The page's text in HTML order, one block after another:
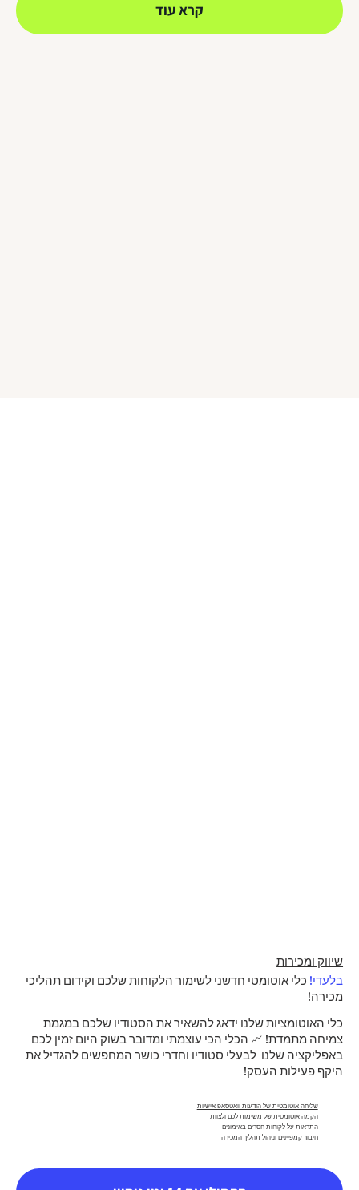
שיווק ומכירות
בלעדי! כלי אוטומטי חדשני לשימור הלקוחות שלכם וקידום תהליכי
מכירה!
כלי האוטומציות שלנו ידאג להשאיר את הסטודיו שלכם במגמת
צמיחה מתמדת! 📈 הכלי הכי עוצמתי ומדובר בשוק היום זמין לכם
באפליקציה שלנו לבעלי סטודיו וחדרי כושר המחפשים להגדיל את
היקף פעילות העסק!
שליחה אוטומטית של הודעות וואטסאפ אישיות
הקמה אוטומטית של משימות לכם ולצוות
התראות על לקוחות חסרים באימונים
חיבור קמפיינים וניהול תהליך המכירה
קרא עוד